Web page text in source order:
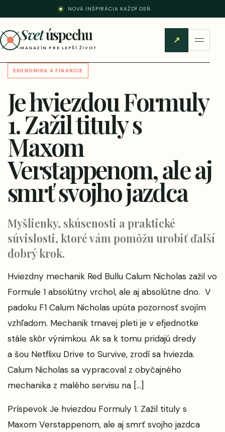
NOVÁ INŠPIRÁCIA KAŽDÝ DEŇ
Svetúspechu
MAGAZÍN PRE LEPŠÍ ŽIVOT
↗
EKONOMIKA A FINANCIE
Je hviezdou Formuly
1. Zažil tituly s
Maxom
Verstappenom, ale aj
smrť svojho jazdca
Myšlienky, skúsenosti a praktické
súvislosti, ktoré vám pomôžu urobiť ďalší
dobrý krok.
Hviezdny mechanik Red Bullu Calum Nicholas zažil vo
Formule 1 absolútny vrchol, ale aj absolútne dno. V
padoku F1 Calum Nicholas upúta pozornosť svojím
vzhľadom. Mechanik tmavej pleti je v efjednotke
stále skôr výnimkou. Ak sa k tomu pridajú dredy
a šou Netflixu Drive to Survive, zrodí sa hviezda.
Calum Nicholas sa vypracoval z obyčajného
mechanika z malého servisu na […]
Príspevok Je hviezdou Formuly 1. Zažil tituly s
Maxom Verstappenom, ale aj smrť svojho jazdca